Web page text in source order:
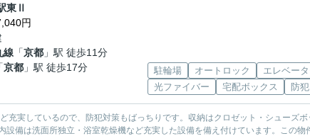
東Ⅱ
円
線 「京都 」駅 徒歩11分
「京都 」駅 徒歩17分 駐輪場 オートロック
エレベー
光ファイバー
宅配ボックス 防
充実しているので、防犯対策もばっちりです。収納はクロゼット・シューズ
設備は洗面所独立・浴室乾燥機など充実した設備を備え付けています。この物